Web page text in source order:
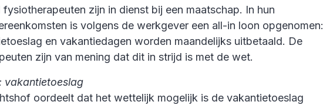
fysiotherapeuten zijn in dienst bij een maatschap. In hun
is volgens de werkgever een all-in loon opgenomen:
en vakantiedagen worden maandelijks uitbetaald. De
zijn van mening dat dit in strijd is met de wet.
vakantietoeslag
oordeelt dat het wettelijk mogelijk is de vakantietoeslag